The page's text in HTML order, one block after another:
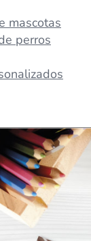
mascotas
perros